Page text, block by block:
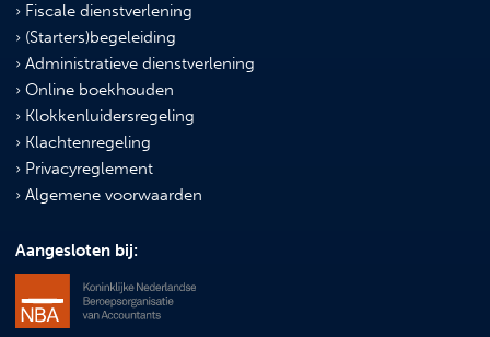
Fiscale dienstverlening
(Starters)begeleiding
Administratieve dienstverlening
Online boekhouden
Klokkenluidersregeling
Klachtenregeling
Privacyreglement
Algemene voorwaarden
Aangesloten bij: